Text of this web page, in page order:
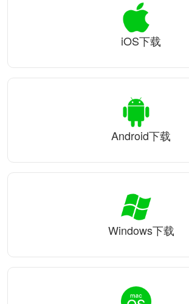
iOS下载
Android下载
Windows下载